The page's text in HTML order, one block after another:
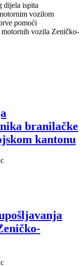
dijela ispita
vozilom
pomoći
vozila Zeničko-
branilačke
kantonu